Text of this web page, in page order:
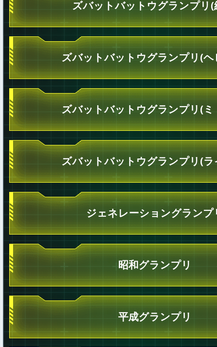
ズバットバットウグランプリ(
ズバットバットウグランプリ(ヘ
ズバットバットウグランプリ(ミ
ズバットバットウグランプリ(ラ
ジェネレーショングランプ
昭和グランプリ
平成グランプリ